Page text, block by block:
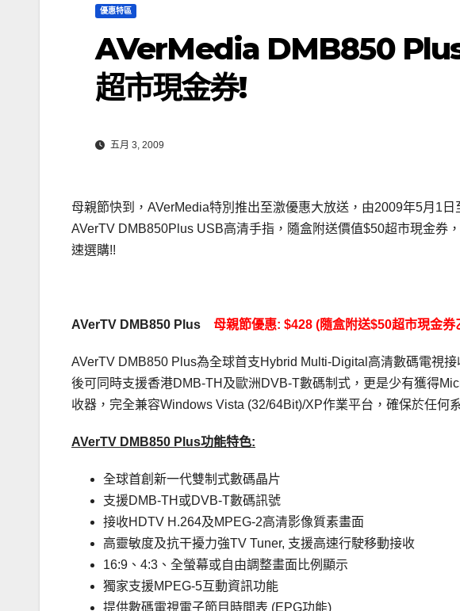
優惠特區
AVerMedia DMB850
超市現金券!
五月 3, 2009
母親節快到，AVerMedia特別推出至激優惠大放送，由2009年5月1
AVerTV DMB850Plus USB高清手指，隨盒附送價值$50超市現金券
速選購!!
AVerTV DMB850 Plus 母親節優惠: $428 (隨盒附送$50超市現金券
AVerTV DMB850 Plus為全球首支Hybrid Multi-Digital高清數碼電視
後可同時支援香港DMB-TH及歐洲DVB-T數碼制式，更是少有獲得
收器，完全兼容Windows Vista (32/64Bit)/XP作業平台，確保於任何
AVerTV DMB850 Plus功能特色:
全球首創新一代雙制式數碼晶片
支援DMB-TH或DVB-T數碼訊號
接收HDTV H.264及MPEG-2高清影像質素畫面
高靈敏度及抗干擾力強TV Tuner, 支援高速行駛移動接收
16:9、4:3、全螢幕或自由調整畫面比例顯示
獨家支援MPEG-5互動資訊功能
提供數碼電視電子節目時間表 (EPG功能)